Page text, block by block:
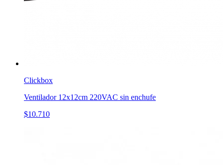
Clickbox
Ventilador 12x12cm 220VAC sin enchufe
$10.710